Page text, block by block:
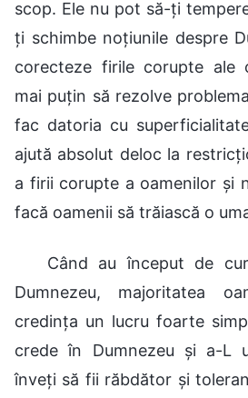
scop. Ele nu pot să-ți
ți schimbe noțiunile despre
corecteze firile corupte ale
mai puțin să rezolve
fac datoria cu
ajută absolut deloc la
a firii corupte a oamenilor și
facă oamenii să trăiască o
Când au început de
Dumnezeu, majoritatea
credința un lucru foarte
crede în Dumnezeu și a-L
înveți să fii răbdător și